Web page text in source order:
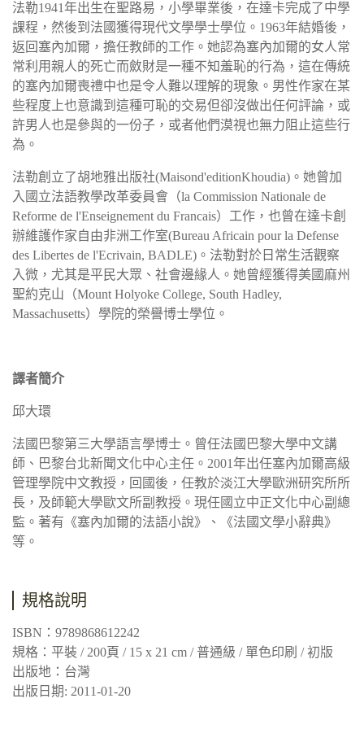
法勒1941年出生在聖路易，小學畢業後，在達卡完成了中學
課程，然後到法國獲得現代文學學士學位。1963年結婚後，
返回塞內加爾，擔任教師的工作。她認為塞內加爾的女人常
常利用親人的死亡而斂財是一種不知羞恥的行為，這在傳統
的塞內加爾喪禮中也是令人難以理解的現象。男性作家在某
些程度上也意識到這種可恥的交易但卻沒做出任何評論，或
許男人也是參與的一份子，或者他們漠視也無力阻止這些行
為。
法勒創立了胡地雅出版社(Maisond'editionKhoudia)。她曾加
入國立法語教學改革委員會（la Commission Nationale de
Reforme de l'Enseignement du Francais）工作，也曾在達卡創
辦維護作家自由非洲工作室(Bureau Africain pour la Defense
des Libertes de l'Ecrivain, BADLE)。法勒對於日常生活觀察
入微，尤其是平民大眾、社會邊緣人。她曾經獲得美國麻州
聖約克山（Mount Holyoke College, South Hadley,
Massachusetts）學院的榮譽博士學位。
譯者簡介
邱大環
法國巴黎第三大學語言學博士。曾任法國巴黎大學中文講
師、巴黎台北新聞文化中心主任。2001年出任塞內加爾高級
管理學院中文教授，回國後，任教於淡江大學歐洲研究所所
長，及師範大學歐文所副教授。現任國立中正文化中心副總
監。著有《塞內加爾的法語小說》、《法國文學小辭典》
等。
規格說明
ISBN：9789868612242
規格：平裝 / 200頁 / 15 x 21 cm / 普通級 / 單色印刷 / 初版
出版地：台灣
出版日期: 2011-01-20